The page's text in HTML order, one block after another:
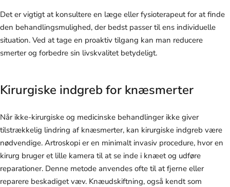
Det er vigtigt at konsultere en læge eller fysioterapeut for at finde
den behandlingsmulighed, der bedst passer til ens individuelle
situation. Ved at tage en proaktiv tilgang kan man reducere
smerter og forbedre sin livskvalitet betydeligt.
Kirurgiske indgreb for knæsmerter
Når ikke-kirurgiske og medicinske behandlinger ikke giver
tilstrækkelig lindring af knæsmerter, kan kirurgiske indgreb være
nødvendige. Artroskopi er en minimalt invasiv procedure, hvor en
kirurg bruger et lille kamera til at se inde i knæet og udføre
reparationer. Denne metode anvendes ofte til at fjerne eller
reparere beskadiget væv. Knæudskiftning, også kendt som